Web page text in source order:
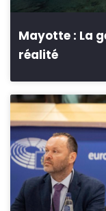
Mayotte : La
réalité